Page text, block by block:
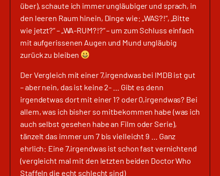
über), schaute ich immer ungläubiger und sprach, in
den leeren Raum hinein, Dinge wie: „WAS?!“, „Bitte
wie jetzt?“ – „WA-RUM?!?“ – um zum Schluss einfach
mit aufgerissenen Augen und Mund ungläubig
zurück zu bleiben
Der Vergleich mit einer 7,irgendwas bei IMDB ist gut
– aber nein, das ist keine 2- … Gibt es denn
irgendetwas dort mit einer 1? oder 0,irgendwas? Bei
allem, was ich bisher so mitbekommen habe (was ich
auch selbst gesehen habe an Film oder Serie),
tänzelt das immer um 7 bis vielleicht 9 … Ganz
ehrlich: Eine 7,irgendwas ist schon fast vernichtend
(vergleicht mal mit den letzten beiden Doctor Who
Staffeln die echt schlecht sind)